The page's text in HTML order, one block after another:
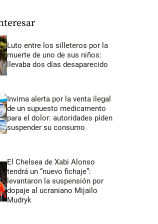
Luto entre los silleteros por la
muerte de uno de sus niños:
llevaba dos días desaparecido
Invima alerta por la venta ilegal
de un supuesto medicamento
para el dolor: autoridades piden
suspender su consumo
El Chelsea de Xabi Alonso
tendrá un “nuevo fichaje”:
levantaron la suspensión por
dopaje al ucraniano Mijailo
Mudryk